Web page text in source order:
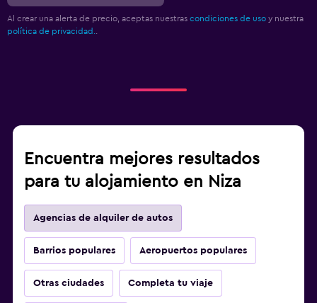
Al crear una alerta de precio, aceptas nuestras condiciones de uso y nuestra
política de privacidad.
Encuentra mejores resultados
para tu alojamiento en Niza
Agencias de alquiler de autos
Barrios populares Aeropuertos populares
Otras ciudades Completa tu viaje